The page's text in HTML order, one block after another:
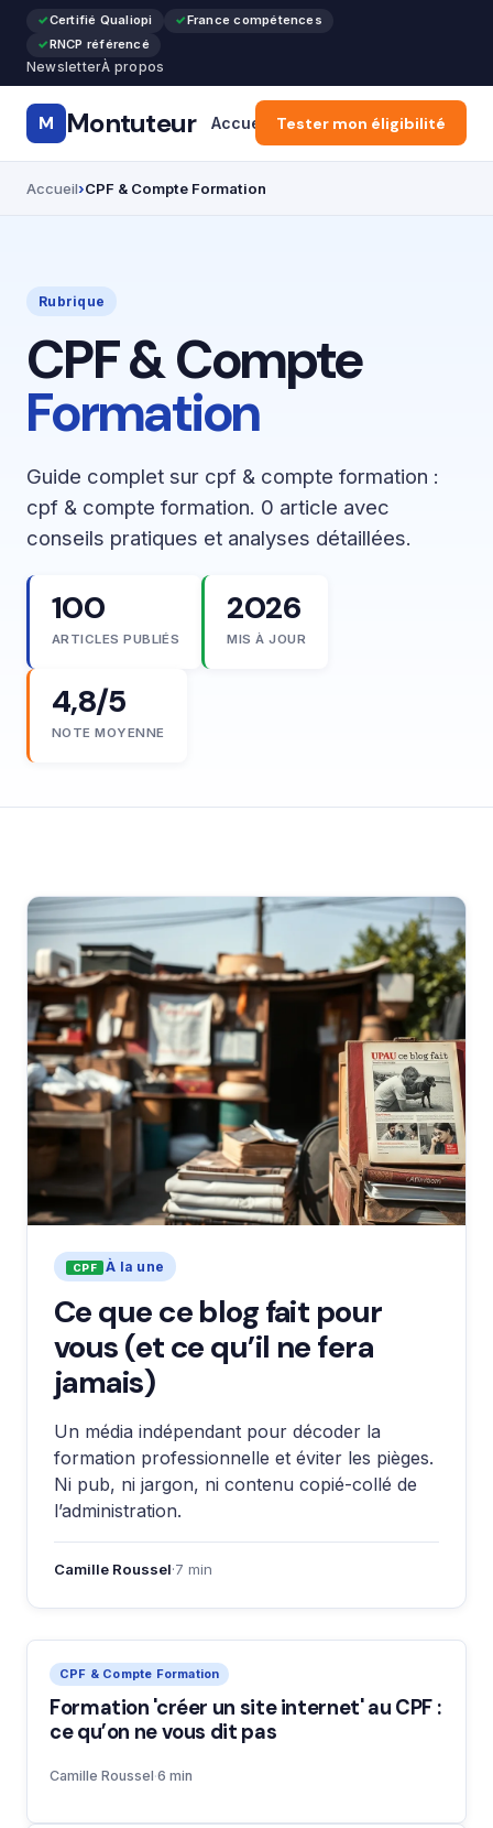
Certifié Qualiopi
France compétences
RNCP référencé
NewsletterÀ propos
M Montuteur Accueil CPF & Compte Formation
Tester mon éligibilité
Accueil CPF & Compte Formation
Rubrique
CPF & Compte
Formation
Guide complet sur cpf & compte formation :
cpf & compte formation. 0 article avec
conseils pratiques et analyses détaillées.
100
ARTICLES PUBLIÉS
2026
MIS À JOUR
4,8/5
NOTE MOYENNE
À la une
Ce que ce blog fait pour
vous (et ce qu’il ne fera
jamais)
Un média indépendant pour décoder la
formation professionnelle et éviter les pièges.
Ni pub, ni jargon, ni contenu copié-collé de
l’administration.
Camille Roussel·7 min
CPF & Compte Formation
Formation 'créer un site internet' au CPF :
ce qu’on ne vous dit pas
Camille Roussel·6 min